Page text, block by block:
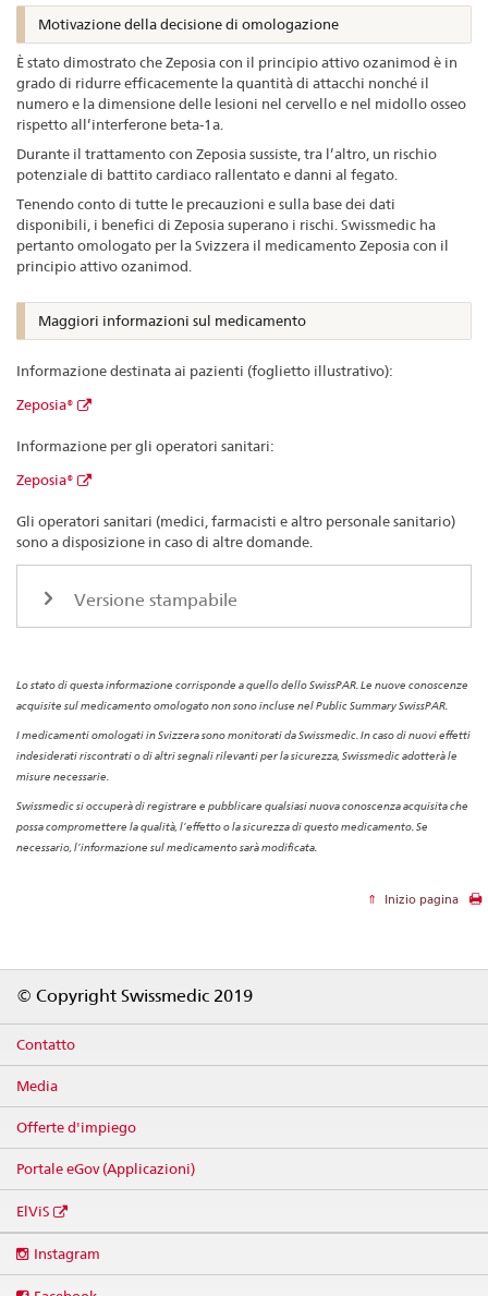
Motivazione della decisione di omologazione
È stato dimostrato che Zeposia con il principio attivo ozanimod è in
grado di ridurre efficacemente la quantità di attacchi nonché il
numero e la dimensione delle lesioni nel cervello e nel midollo osseo
rispetto all’interferone beta-1a.
Durante il trattamento con Zeposia sussiste, tra l’altro, un rischio
potenziale di battito cardiaco rallentato e danni al fegato.
Tenendo conto di tutte le precauzioni e sulla base dei dati
disponibili, i benefici di Zeposia superano i rischi. Swissmedic ha
pertanto omologato per la Svizzera il medicamento Zeposia con il
principio attivo ozanimod.
Maggiori informazioni sul medicamento
Informazione destinata ai pazienti (foglietto illustrativo):
Zeposia®
Informazione per gli operatori sanitari:
Zeposia®
Gli operatori sanitari (medici, farmacisti e altro personale sanitario)
sono a disposizione in caso di altre domande.
Versione stampabile
Lo stato di questa informazione corrisponde a quello dello SwissPAR. Le nuove conoscenze
acquisite sul medicamento omologato non sono incluse nel Public Summary SwissPAR.
I medicamenti omologati in Svizzera sono monitorati da Swissmedic. In caso di nuovi effetti
indesiderati riscontrati o di altri segnali rilevanti per la sicurezza, Swissmedic adotterà le
misure necessarie.
Swissmedic si occuperà di registrare e pubblicare qualsiasi nuova conoscenza acquisita che
possa compromettere la qualità, l’effetto o la sicurezza di questo medicamento. Se
necessario, l’informazione sul medicamento sarà modificata.
Inizio pagina
© Copyright Swissmedic 2019
Contatto
Media
Offerte d'impiego
Portale eGov (Applicazioni)
ElViS
media
Instagram